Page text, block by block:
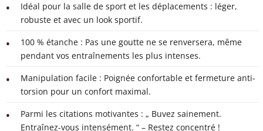
Idéal pour la salle de sport et les déplacements : léger,
robuste et avec un look sportif.
100 % étanche : Pas une goutte ne se renversera, même
pendant vos entraînements les plus intenses.
Manipulation facile : Poignée confortable et fermeture anti-
torsion pour un confort maximal.
Parmi les citations motivantes : „ Buvez sainement.
Entraînez-vous intensément. “ – Restez concentré !